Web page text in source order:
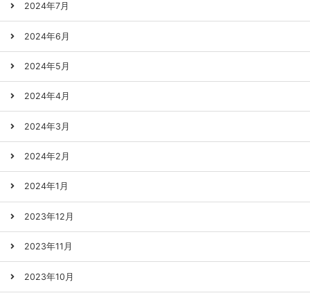
2024年7月
2024年6月
2024年5月
2024年4月
2024年3月
2024年2月
2024年1月
2023年12月
2023年11月
2023年10月